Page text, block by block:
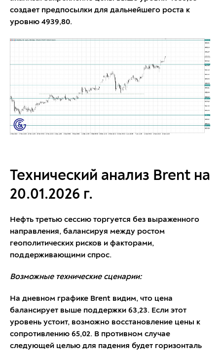
создает предпосылки для дальнейшего роста к
уровню 4939,80.
Технический анализ Brent на
20.01.2026 г.
Нефть третью сессию торгуется без выраженного
направления, балансируя между ростом
геополитических рисков и факторами,
поддерживающими спрос.
Возможные технические сценарии:
На дневном графике Brent видим, что цена
балансирует выше поддержки 63,23. Если этот
уровень устоит, возможно восстановление цены к
сопротивлению 65,02. В противном случае
следующей целью для падения будет горизонталь